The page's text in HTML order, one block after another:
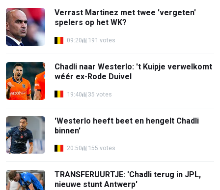
Verrast Martinez met twee 'vergeten'
spelers op het WK?
09:20 191 votes
Chadli naar Westerlo: 't Kuipje verwelkomt
wéér ex-Rode Duivel
19:40 35 votes
'Westerlo heeft beet en hengelt Chadli
binnen'
20:50 155 votes
TRANSFERUURTJE: 'Chadli terug in JPL,
nieuwe stunt Antwerp'